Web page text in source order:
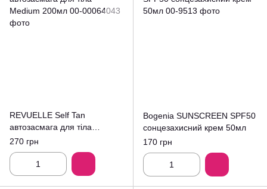
REVUELLE Self Tan
автозасмага для тіла
Medium 200мл
270 грн
Bogenia SUNSCREEN SPF50
сонцезахисний крем 50мл
170 грн